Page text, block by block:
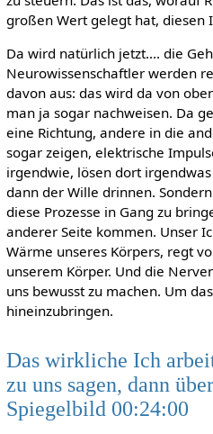
großen Wert gelegt hat, diesen
Da wird natürlich jetzt.... die
Neurowissenschaftler werden
davon aus: das wird da von
man ja sogar nachweisen. Da
eine Richtung, andere in die
sogar zeigen, elektrische
irgendwie, lösen dort
dann der Wille drinnen.
diese Prozesse in Gang zu
anderer Seite kommen. Unser
Wärme unseres Körpers, regt
unserem Körper. Und die
uns bewusst zu machen. Um
hineinzubringen.
Das wirkliche Ich
zu uns sagen, dann
Spiegelbild 00:24:00